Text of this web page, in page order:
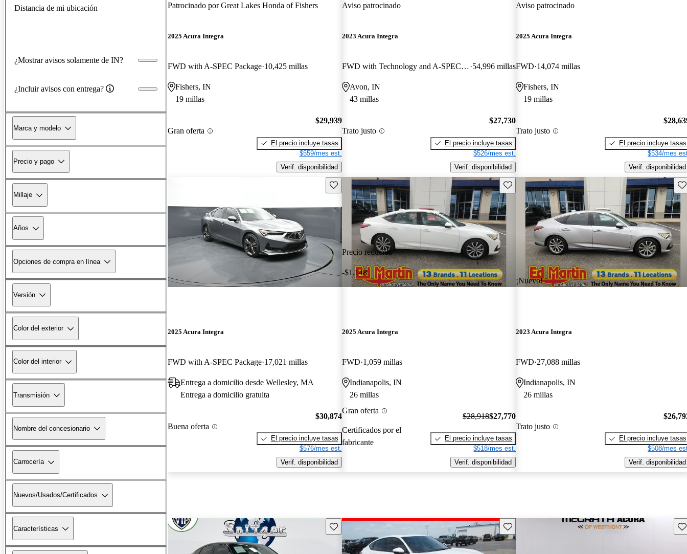
Distancia de mi ubicación
¿Mostrar avisos solamente de IN?
¿Incluir avisos con entrega?
Marca y modelo
Precio y pago
Millaje
Años
Opciones de compra en línea
Versión
Color del exterior
Color del interior
Transmisión
Nombre del concesionario
Carrocería
Nuevos/Usados/Certificados
Características
Patrocinado porGreat Lakes Honda of Fishers
2025 Acura Integra
FWD with A-SPEC Package 10,425 millas
Fishers, IN
19 millas
Gran oferta
$29,939
El precio incluye tasas
$559/mes est.
Verif. disponibilidad
Aviso patrocinado
2023 Acura Integra
FWD with Technology and A-SPEC Package 54,996 millas
Avon, IN
43 millas
Trato justo
$27,730
El precio incluye tasas
$526/mes est.
Verif. disponibilidad
Aviso patrocinado
2025 Acura Integra
FWD 14,074 millas
Fishers, IN
19 millas
Trato justo
El precio incluye tasas
$534/mes
Verif. disponibilidad
Guarda este Aviso
2025 Acura Integra
FWD with A-SPEC Package 17,021 millas
Entrega a domicilio desde Wellesley, MA
Entrega a domicilio gratuita
Buena oferta
$30,874
El precio incluye tasas
$576/mes est.
Verif. disponibilidad
Precio reducido
-$1,148
Guarda este Aviso
2025 Acura Integra
FWD 1,059 millas
Indianapolis, IN
26 millas
Gran oferta
Certificados por el
fabricante
$28,918$27,770
El precio incluye tasas
$518/mes est.
Verif. disponibilidad
¡Nuevo!
2023 Acura Integra
FWD 27,088 millas
Indianapolis, IN
26 millas
Trato justo
El precio incluye tasas
$508/mes
Verif. disponibilidad
Guarda este Aviso Guarda este Aviso